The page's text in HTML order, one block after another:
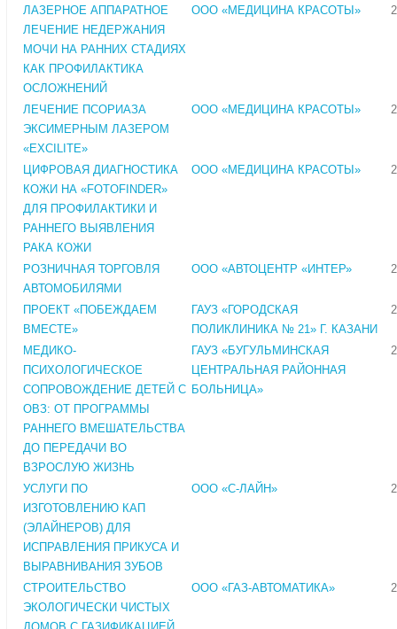
ЛАЗЕРНОЕ АППАРАТНОЕ
ЛЕЧЕНИЕ НЕДЕРЖАНИЯ
МОЧИ НА РАННИХ СТАДИЯХ
КАК ПРОФИЛАКТИКА
ОСЛОЖНЕНИЙ
ООО «МЕДИЦИНА КРАСОТЫ»
ЛЕЧЕНИЕ ПСОРИАЗА
ЭКСИМЕРНЫМ ЛАЗЕРОМ
«EXCILITE»
ООО «МЕДИЦИНА КРАСОТЫ»
ЦИФРОВАЯ ДИАГНОСТИКА
КОЖИ НА «FOTOFINDER»
ДЛЯ ПРОФИЛАКТИКИ И
РАННЕГО ВЫЯВЛЕНИЯ
РАКА КОЖИ
ООО «МЕДИЦИНА КРАСОТЫ»
РОЗНИЧНАЯ ТОРГОВЛЯ
АВТОМОБИЛЯМИ
ООО «АВТОЦЕНТР «ИНТЕР»
ПРОЕКТ «ПОБЕЖДАЕМ
ВМЕСТЕ»
ГАУЗ «ГОРОДСКАЯ
ПОЛИКЛИНИКА № 21» Г. КАЗАНИ
МЕДИКО-
ПСИХОЛОГИЧЕСКОЕ
СОПРОВОЖДЕНИЕ ДЕТЕЙ С
ОВЗ: ОТ ПРОГРАММЫ
РАННЕГО ВМЕШАТЕЛЬСТВА
ДО ПЕРЕДАЧИ ВО
ВЗРОСЛУЮ ЖИЗНЬ
ГАУЗ «БУГУЛЬМИНСКАЯ
ЦЕНТРАЛЬНАЯ РАЙОННАЯ
БОЛЬНИЦА»
УСЛУГИ ПО
ИЗГОТОВЛЕНИЮ КАП
(ЭЛАЙНЕРОВ) ДЛЯ
ИСПРАВЛЕНИЯ ПРИКУСА И
ВЫРАВНИВАНИЯ ЗУБОВ
ООО «С-ЛАЙН»
СТРОИТЕЛЬСТВО
ЭКОЛОГИЧЕСКИ ЧИСТЫХ
ООО «ГАЗ-АВТОМАТИКА»